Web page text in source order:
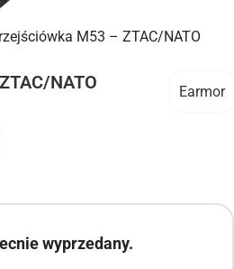
M53 – ZTAC/NATO
NATO Earmor
wyprzedany.